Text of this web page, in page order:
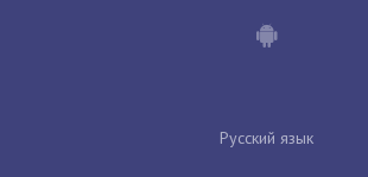
Русский язык